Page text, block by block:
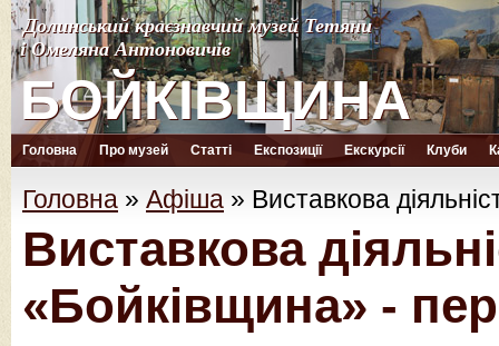
Долинський краєзнавчий музей Тетяни
і Омеляна Антоновичів
БОЙКІВЩИНА
Долинський краєзнавчий музей Тетяни
і Омеляна Антоновичів
БОЙКІВЩИНА
Головна Про музей Статті Експозиції Екскурсії Клуби
Головна » Афіша » Виставкова
Виставкова
«Бойківщина» -